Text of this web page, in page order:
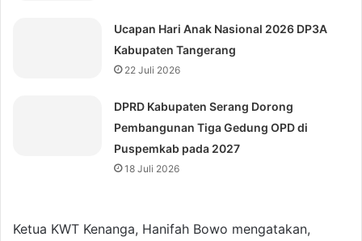
Ucapan Hari Anak Nasional 2026 DP3A
Kabupaten Tangerang
22 Juli 2026
DPRD Kabupaten Serang Dorong
Pembangunan Tiga Gedung OPD di
Puspemkab pada 2027
18 Juli 2026
Ketua KWT Kenanga, Hanifah Bowo mengatakan,